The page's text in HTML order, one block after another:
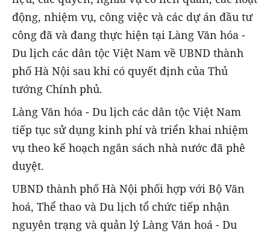
động, nhiệm vụ, công việc và các dự án đầu tư
công đã và đang thực hiện tại Làng Văn hóa -
Du lịch các dân tộc Việt Nam về UBND thành
phố Hà Nội sau khi có quyết định của Thủ
tướng Chính phủ.
Làng Văn hóa - Du lịch các dân tộc Việt Nam
tiếp tục sử dụng kinh phí và triển khai nhiệm
vụ theo kế hoạch ngân sách nhà nước đã phê
duyệt.
UBND thành phố Hà Nội phối hợp với Bộ Văn
hoá, Thể thao và Du lịch tổ chức tiếp nhận
nguyên trạng và quản lý Làng Văn hoá - Du